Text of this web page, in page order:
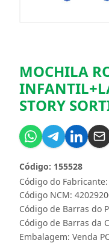
MOCHILA
STORY
Código do Fabricante:
Código: 155528
Código NCM:
Código de Barras do
Código de Barras da
Embalagem: Venda